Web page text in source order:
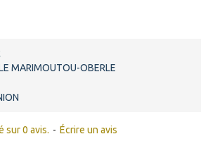
MARIMOUTOU-OBERLE
sur 0 avis. - Écrire un avis